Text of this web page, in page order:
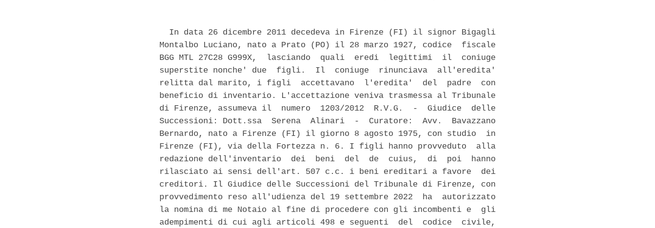
  In data 26 dicembre 2011 decedeva in Firenze (FI) il signor Bigagli
Montalbo Luciano, nato a Prato (PO) il 28 marzo 1927, codice  fiscale
BGG MTL 27C28 G999X,  lasciando  quali  eredi  legittimi  il  coniuge
superstite nonche' due  figli.  Il  coniuge  rinunciava  all'eredita'
relitta dal marito, i figli  accettavano  l'eredita'  del  padre  con
beneficio di inventario. L'accettazione veniva trasmessa al Tribunale
di Firenze, assumeva il  numero  1203/2012  R.V.G.  -  Giudice  delle
Successioni: Dott.ssa  Serena  Alinari  -  Curatore:  Avv.  Bavazzano
Bernardo, nato a Firenze (FI) il giorno 8 agosto 1975, con studio  in
Firenze (FI), via della Fortezza n. 6. I figli hanno provveduto  alla
redazione dell'inventario  dei  beni  del  de  cuius,  di  poi  hanno
rilasciato ai sensi dell'art. 507 c.c. i beni ereditari a favore  dei
creditori. Il Giudice delle Successioni del Tribunale di Firenze, con
provvedimento reso all'udienza del 19 settembre 2022  ha  autorizzato
la nomina di me Notaio al fine di procedere con gli incombenti e  gli
adempimenti di cui agli articoli 498 e seguenti  del  codice  civile,